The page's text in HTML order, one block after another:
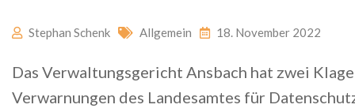
Stephan Schenk Allgemein 18. November 2022
Das Verwaltungsgericht Ansbach hat zwei
Verwarnungen des Landesamtes für